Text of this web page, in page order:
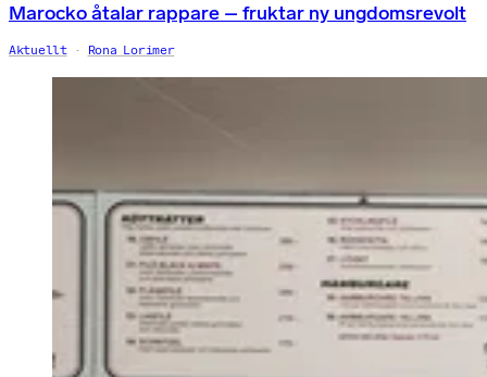
Marocko åtalar rappare – fruktar ny ungdomsrevolt
Aktuellt Rona Lorimer